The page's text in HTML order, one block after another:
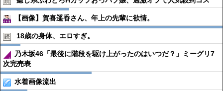
【画像】賀喜遥香さん、年上の先輩に欲情。
18歳の身体、エロすぎ。
乃木坂46「最後に階段を駆け上がったのはいつだ？」ミーグリ7
次完売表
水着画像流出